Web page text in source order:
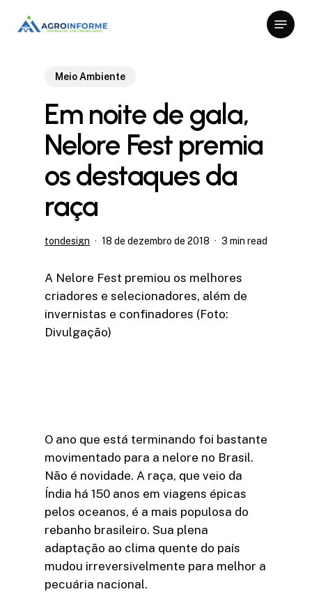
Menu
Meio Ambiente
Em noite de gala,
Nelore Fest premia
os destaques da
raça
tondesign 18 de dezembro de 2018 3 min read
A Nelore Fest premiou os melhores
criadores e selecionadores, além de
invernistas e confinadores (Foto:
Divulgação)
O ano que está terminando foi bastante
movimentado para a nelore no Brasil.
Não é novidade. A raça, que veio da
Índia há 150 anos em viagens épicas
pelos oceanos, é a mais populosa do
rebanho brasileiro. Sua plena
adaptação ao clima quente do país
mudou irreversivelmente para melhor a
pecuária nacional.